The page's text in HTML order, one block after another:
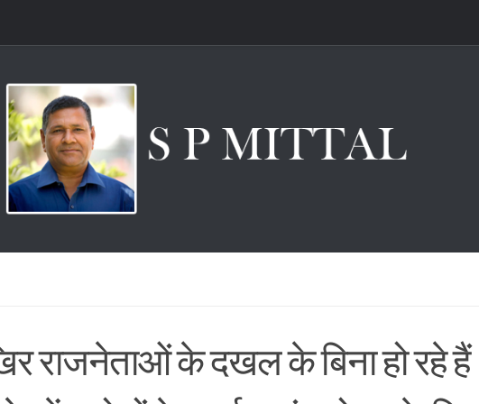
राजनेताओं के दखल के बिना हो रहे हैं